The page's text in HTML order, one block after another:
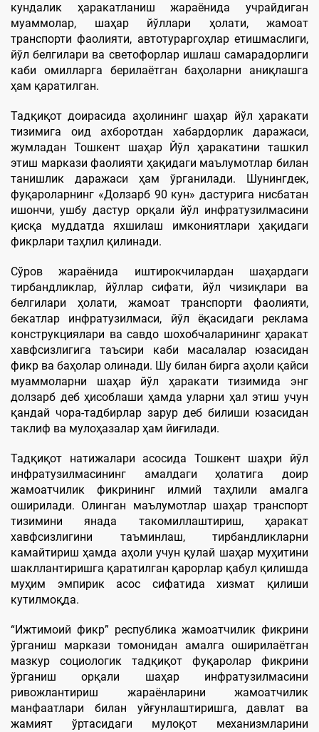
кундалик ҳаракатланиш жараёнида учрайдиган
муаммолар, шаҳар йўллари ҳолати, жамоат
транспорти фаолияти, автотураргоҳлар етишмаслиги,
йўл белгилари ва светофорлар ишлаш самарадорлиги
каби омилларга берилаётган баҳоларни аниқлашга
ҳам қаратилган.
Тадқиқот доирасида аҳолининг шаҳар йўл ҳаракати
тизимига оид ахборотдан хабардорлик даражаси,
жумладан Тошкент шаҳар Йўл ҳаракатини ташкил
этиш маркази фаолияти ҳақидаги маълумотлар билан
танишлик даражаси ҳам ўрганилади. Шунингдек,
фуқароларнинг «Долзарб 90 кун» дастурига нисбатан
ишончи, ушбу дастур орқали йўл инфратузилмасини
қисқа муддатда яхшилаш имкониятлари ҳақидаги
фикрлари таҳлил қилинади.
Сўров жараёнида иштирокчилардан шаҳардаги
тирбандликлар, йўллар сифати, йўл чизиқлари ва
белгилари ҳолати, жамоат транспорти фаолияти,
бекатлар инфратузилмаси, йўл ёқасидаги реклама
конструкциялари ва савдо шохобчаларининг ҳаракат
хавфсизлигига таъсири каби масалалар юзасидан
фикр ва баҳолар олинади. Шу билан бирга аҳоли қайси
муаммоларни шаҳар йўл ҳаракати тизимида энг
долзарб деб ҳисоблаши ҳамда уларни ҳал этиш учун
қандай чора-тадбирлар зарур деб билиши юзасидан
таклиф ва мулоҳазалар ҳам йиғилади.
Тадқиқот натижалари асосида Тошкент шаҳри йўл
инфратузилмасининг амалдаги ҳолатига доир
жамоатчилик фикрининг илмий таҳлили амалга
оширилади. Олинган маълумотлар шаҳар транспорт
тизимини янада такомиллаштириш, ҳаракат
хавфсизлигини таъминлаш, тирбандликларни
камайтириш ҳамда аҳоли учун қулай шаҳар муҳитини
шакллантиришга қаратилган қарорлар қабул қилишда
муҳим эмпирик асос сифатида хизмат қилиши
кутилмоқда.
“Ижтимоий фикр” республика жамоатчилик фикрини
ўрганиш маркази томонидан амалга оширилаётган
мазкур социологик тадқиқот фуқаролар фикрини
ўрганиш орқали шаҳар инфратузилмасини
ривожлантириш жараёнларини жамоатчилик
манфаатлари билан уйғунлаштиришга, давлат ва
жамият ўртасидаги мулоқот механизмларини